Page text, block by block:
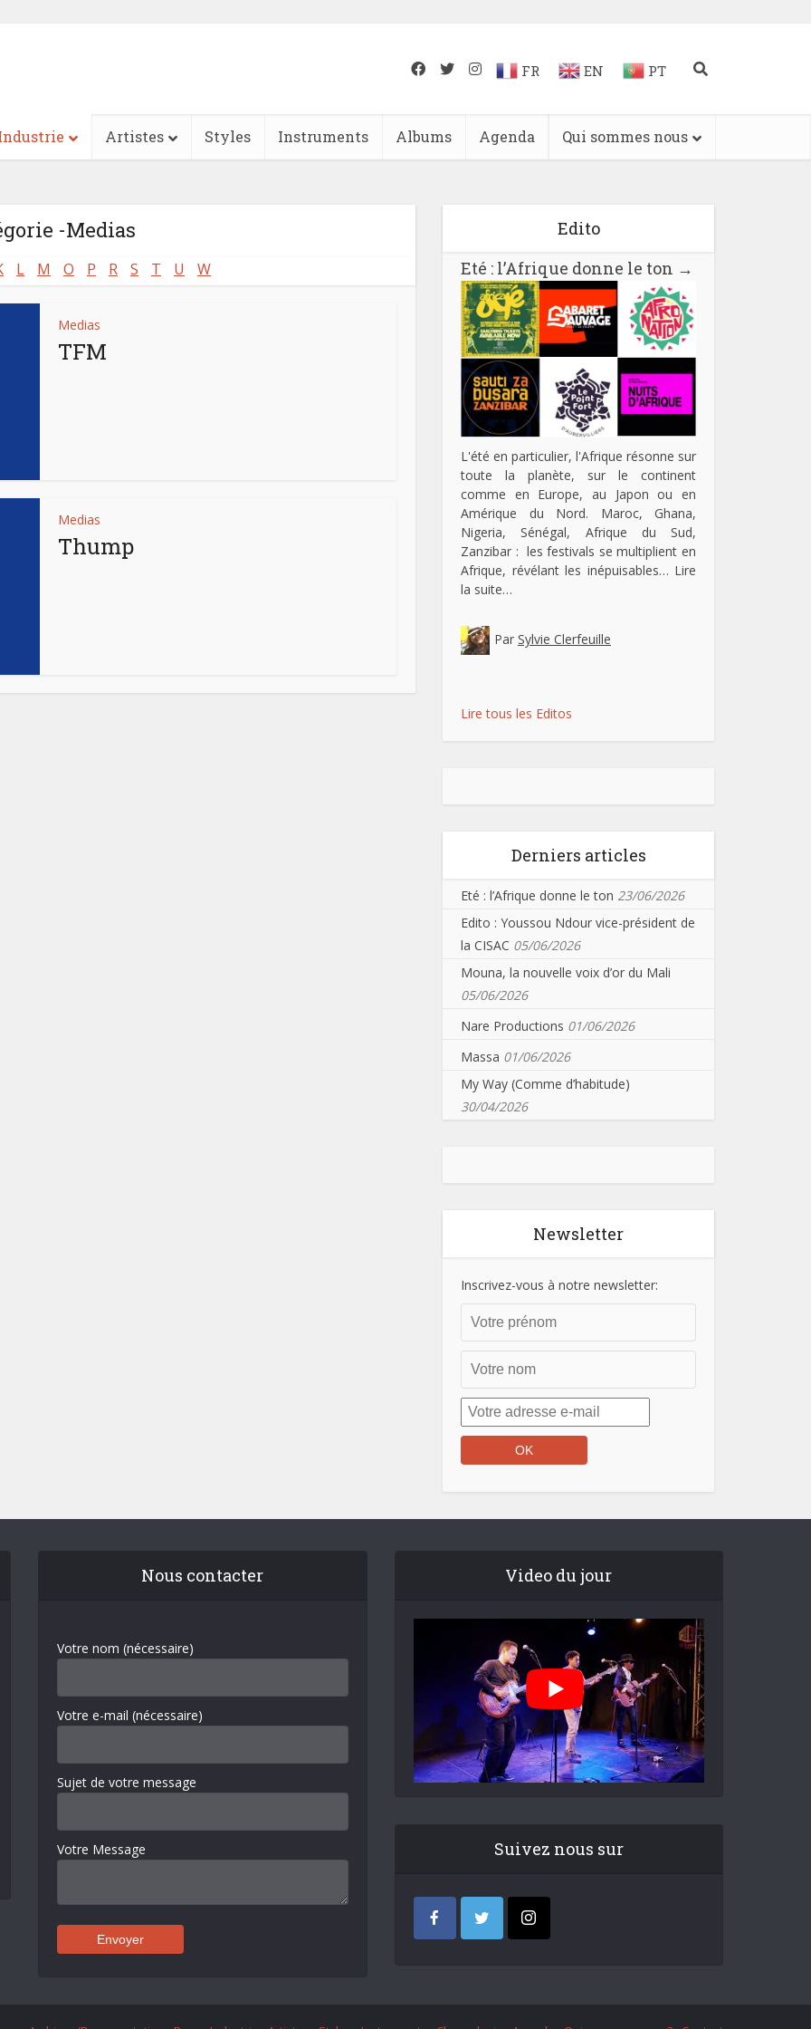
FR EN PT
Artistes Styles Instruments Albums Agenda Qui sommes nous
-Medias
L M O P R S T U W
Medias
TFM
Medias
Thump
Edito
Eté : l’Afrique donne le ton →
L'été en particulier, l'Afrique résonne sur
toute la planète, sur le continent
comme en Europe, au Japon ou en
Amérique du Nord. Maroc, Ghana,
Nigeria, Sénégal, Afrique du Sud,
Zanzibar : les festivals se multiplient en
Afrique, révélant les inépuisables… Lire
la suite…
Par Sylvie Clerfeuille
Lire tous les Editos
Derniers articles
Eté : l’Afrique donne le ton 23/06/2026
Edito : Youssou Ndour vice-président de
la CISAC 05/06/2026
Mouna, la nouvelle voix d’or du Mali
05/06/2026
Nare Productions 01/06/2026
Massa 01/06/2026
My Way (Comme d’habitude)
30/04/2026
Newsletter
Inscrivez-vous à notre newsletter:
Nous contacter
Votre nom (nécessaire)
Votre e-mail (nécessaire)
Sujet de votre message
Votre Message
Video du jour
Suivez nous sur